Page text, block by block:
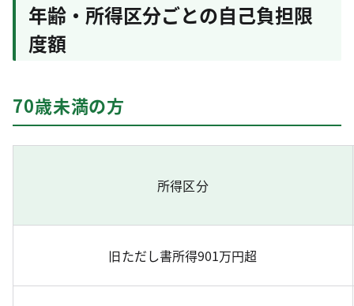
年齢・所得区分ごとの自己負担限
度額
70歳未満の方
所得区分
旧ただし書所得901万円超